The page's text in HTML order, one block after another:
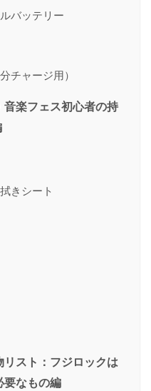
バッテリー
チャージ用）
楽フェス初心者の持
きシート
スト：フジロックは
要なもの編